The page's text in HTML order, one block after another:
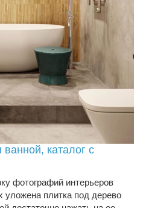
каталог с
фотографий интерьеров
уложена плитка под дерево